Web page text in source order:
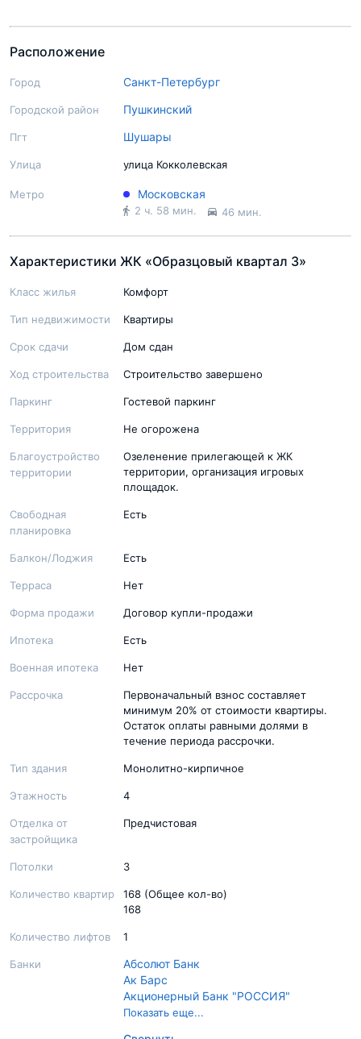
Расположение
Город Санкт-Петербург
Городской район Пушкинский
Пгт Шушары
Улица улица Кокколевская
Метро Московская
2 ч. 58 мин. 46 мин.
Характеристики ЖК «Образцовый квартал 3»
Класс жилья Комфорт
Тип недвижимости Квартиры
Срок сдачи Дом сдан
Ход строительства Строительство завершено
Паркинг Гостевой паркинг
Территория Не огорожена
Благоустройство
территории
Озеленение прилегающей к ЖК
территории, организация игровых
площадок.
Свободная
планировка
Есть
Балкон/Лоджия Есть
Терраса Нет
Форма продажи Договор купли-продажи
Ипотека Есть
Военная ипотека Нет
Рассрочка
Первоначальный взнос составляет
минимум 20% от стоимости квартиры.
Остаток оплаты равными долями в
течение периода рассрочки.
Тип здания Монолитно-кирпичное
Этажность 4
Отделка от
застройщика
Предчистовая
Потолки 3
Количество квартир
168 (Общее кол-во)
168
Количество лифтов 1
Банки
Абсолют Банк
Ак Барс
Акционерный Банк "РОССИЯ"
Банк ДОМ.РФ
Показать еще...